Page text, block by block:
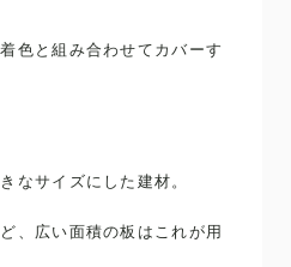
色と組み合わせてカバーす
なサイズにした建材。
、広い面積の板はこれが用